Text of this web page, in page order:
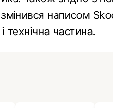
написом
технічна частина.